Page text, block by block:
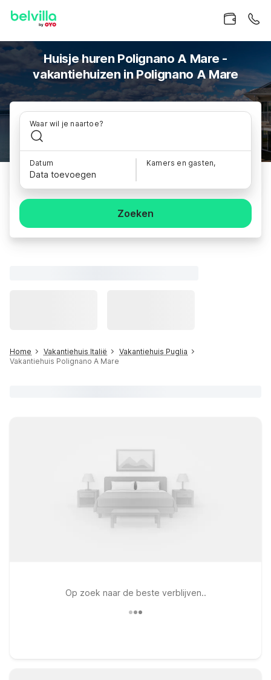
Huisje huren Polignano A Mare -
vakantiehuizen in Polignano A Mare
Waar wil je naartoe?
Datum
Data toevoegen
Kamers en gasten,
Zoeken
Home Vakantiehuis Italië
Vakantiehuis Puglia
Vakantiehuis Polignano A Mare
Op zoek naar de beste verblijven..